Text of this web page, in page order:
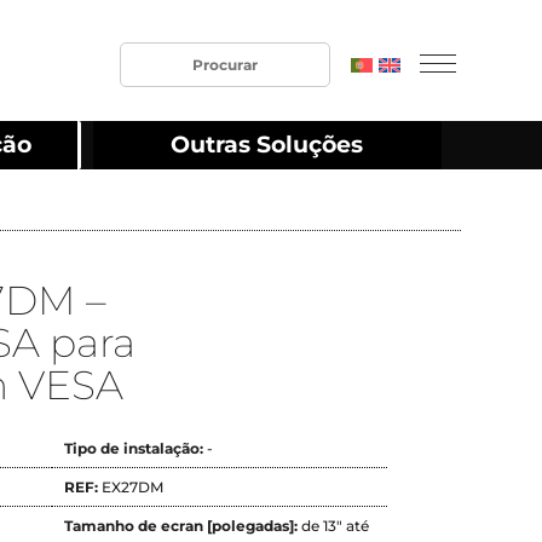
Outras Soluções
–
para
Tipo de instalação: -
REF: EX27DM
Tamanho de ecran [polegadas]: de 13" até